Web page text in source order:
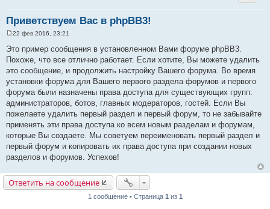
Приветствуем Вас в phpBB3!
о
б
е
н
е
22 фев 2016, 23:21
Это пример сообщения в установленном Вами форуме phpBB3.
Похоже, что все отлично работает. Если хотите, Вы можете удалить
это сообщение, и продолжить настройку Вашего форума. Во время
установки форума для Вашего первого раздела форумов и первого
форума были назначены права доступа для существующих групп:
администраторов, ботов, главных модераторов, гостей. Если Вы
пожелаете удалить первый раздел и первый форум, то не забывайте
применять эти права доступа ко всем новым разделам и форумам,
которые Вы создаете. Мы советуем переименовать первый раздел и
первый форум и копировать их права доступа при создании новых
разделов и форумов. Успехов!
Ответить на сообщение
1 сообщение • Страница 1 из 1